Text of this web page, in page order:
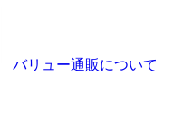
バリュー通販について